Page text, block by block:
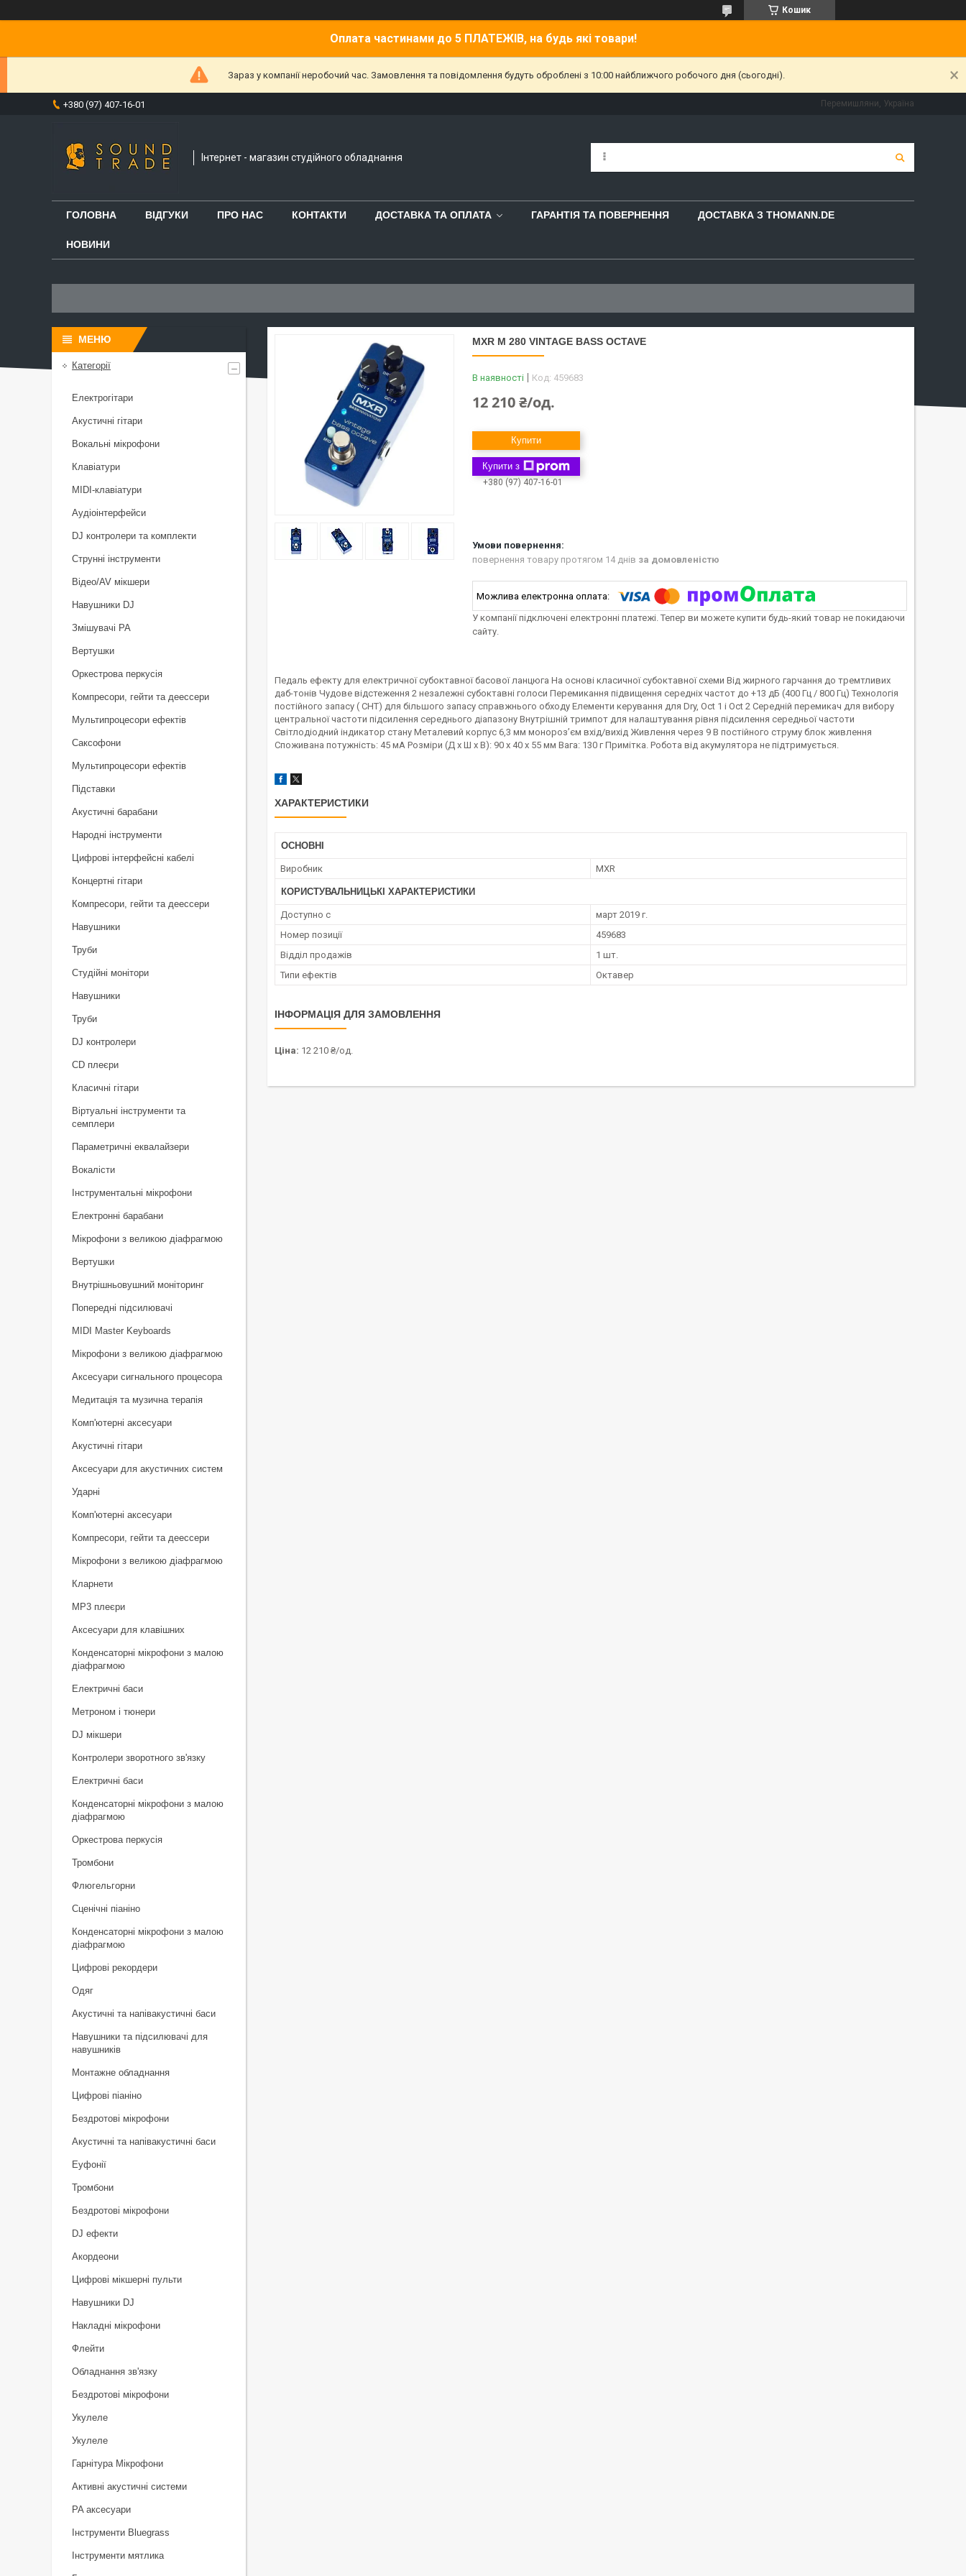
Кошик
Оплата частинами до 5 ПЛАТЕЖІВ, на будь які товари!
Зараз у компанії неробочий час. Замовлення та повідомлення будуть оброблені з 10:00 найближчого робочого дня (сьогодні).
+380 (97) 407-16-01 Перемишляни, Україна
Інтернет - магазин студійного обладнання
ГОЛОВНА ВІДГУКИ ПРО НАС КОНТАКТИ ДОСТАВКА ТА ОПЛАТА ГАРАНТІЯ ТА ПОВЕРНЕННЯ ДОСТАВКА З THOMANN.DE
НОВИНИ
MXR M 280 VINTAGE BASS OCTAVE
В наявності Код: 459683
12 210 ₴/од.
Купити
Купити з
+380 (97) 407-16-01
повернення товару протягом 14 днів за домовленістю
У компанії підключені електронні платежі. Тепер ви можете купити будь-який товар не покидаючи
сайту.
Педаль ефекту для електричної субоктавної басової ланцюга На основі класичної субоктавної схеми Від жирного гарчання до тремтливих
даб-тонів Чудове відстеження 2 незалежні субоктавні голоси Перемикання підвищення середніх частот до +13 дБ (400 Гц / 800 Гц) Технологія
постійного запасу ( CHT) для більшого запасу справжнього обходу Елементи керування для Dry, Oct 1 і Oct 2 Середній перемикач для вибору
центральної частоти підсилення середнього діапазону Внутрішній тримпот для налаштування рівня підсилення середньої частоти
Світлодіодний індикатор стану Металевий корпус 6,3 мм монороз’єм вхід/вихід Живлення через 9 В постійного струму блок живлення
Споживана потужність: 45 мА Розміри (Д x Ш x В): 90 x 40 x 55 мм Вага: 130 г Примітка. Робота від акумулятора не підтримується.
ХАРАКТЕРИСТИКИ
ОСНОВНІ
Виробник MXR
КОРИСТУВАЛЬНИЦЬКІ ХАРАКТЕРИСТИКИ
Доступно с
март 2019 г.
Номер позиції
459683
Відділ продажів
1 шт.
Типи ефектів
Октавер
ІНФОРМАЦІЯ ДЛЯ ЗАМОВЛЕННЯ
Ціна: 12 210 ₴/од.
Категорії
Електрогітари
Акустичні гітари
Вокальні мікрофони
Клавіатури
MIDI-клавіатури
Аудіоінтерфейси
DJ контролери та комплекти
Струнні інструменти
Відео/AV мікшери
Навушники DJ
Змішувачі PA
Вертушки
Оркестрова перкусія
Компресори, гейти та деессери
Мультипроцесори ефектів
Саксофони
Мультипроцесори ефектів
Підставки
Акустичні барабани
Народні інструменти
Цифрові інтерфейсні кабелі
Концертні гітари
Компресори, гейти та деессери
Навушники
Труби
Студійні монітори
Навушники
Труби
DJ контролери
CD плеєри
Класичні гітари
Віртуальні інструменти та
семплери
Параметричні еквалайзери
Вокалісти
Інструментальні мікрофони
Електронні барабани
Мікрофони з великою діафрагмою
Вертушки
Внутрішньовушний моніторинг
Попередні підсилювачі
MIDI Master Keyboards
Мікрофони з великою діафрагмою
Аксесуари сигнального процесора
Медитація та музична терапія
Комп'ютерні аксесуари
Акустичні гітари
Аксесуари для акустичних систем
Ударні
Комп'ютерні аксесуари
Компресори, гейти та деессери
Мікрофони з великою діафрагмою
Кларнети
MP3 плеєри
Аксесуари для клавішних
Конденсаторні мікрофони з малою
діафрагмою
Електричні баси
Метроном і тюнери
DJ мікшери
Контролери зворотного зв'язку
Електричні баси
Конденсаторні мікрофони з малою
діафрагмою
Оркестрова перкусія
Тромбони
Флюгельгорни
Сценічні піаніно
Конденсаторні мікрофони з малою
діафрагмою
Цифрові рекордери
Одяг
Акустичні та напівакустичні баси
Навушники та підсилювачі для
навушників
Монтажне обладнання
Цифрові піаніно
Бездротові мікрофони
Акустичні та напівакустичні баси
Еуфонії
Тромбони
Бездротові мікрофони
DJ ефекти
Акордеони
Цифрові мікшерні пульти
Навушники DJ
Накладні мікрофони
Флейти
Обладнання зв'язку
Бездротові мікрофони
Укулеле
Укулеле
Гарнітура Мікрофони
Активні акустичні системи
PA аксесуари
Інструменти Bluegrass
Інструменти мятлика